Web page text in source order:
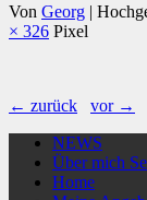
Von Georg |
× 326 Pixel
← zurück
vor →
NEWS
Über mich
Home